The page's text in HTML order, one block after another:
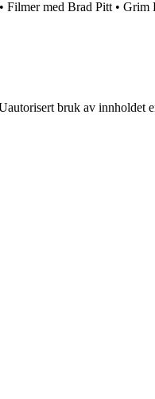
• Filmer med Brad Pitt • Grim
bruk av innholdet